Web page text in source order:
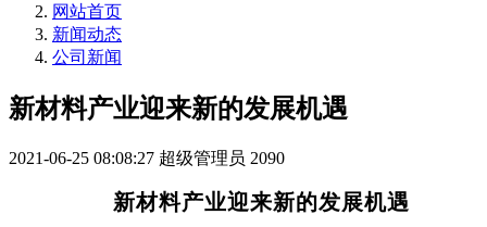
网站首页
新闻动态
公司新闻
新材料产业迎来新的发展机遇
2021-06-25 08:08:27 超级管理员 2090
新材料产业迎来新的发展机遇